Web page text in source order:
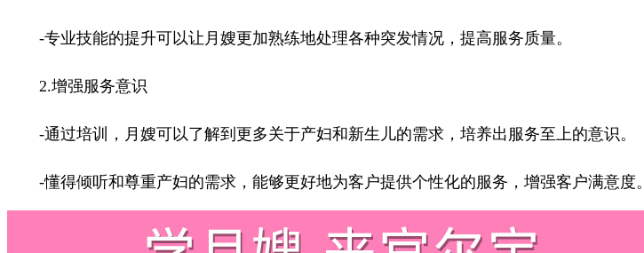
-专业技能的提升可以让月嫂更加熟练地处理各种突发情况，提高服务质量。
2.增强服务意识
-通过培训，月嫂可以了解到更多关于产妇和新生儿的需求，培养出服务至上的意识。
-懂得倾听和尊重产妇的需求，能够更好地为客户提供个性化的服务，增强客户满意度。